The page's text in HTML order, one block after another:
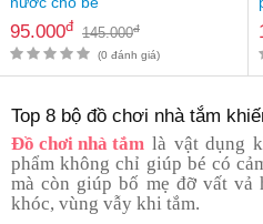
nhà
tức
FAQ
95.000đ 145.000đ
(0 đánh giá)
Top 8 bộ đồ chơi nhà tắm
Đồ chơi nhà tắm là vật dụng
phẩm không chỉ giúp bé có
mà còn giúp bố mẹ đỡ vất vả
khóc, vùng vẫy khi tắm.